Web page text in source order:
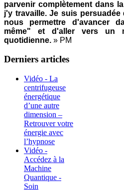
parvenir complètement dans
j'y travaille. Je suis
nous permettre d'avancer
même" et d'aller vers un
quotidienne. » PM
Derniers articles
Vidéo - La
centrifugeuse
énergétique
d’une autre
dimension –
Retrouver votre
énergie avec
l’hypnose
Vidéo -
Accédez à la
Machine
Quantique -
Soin